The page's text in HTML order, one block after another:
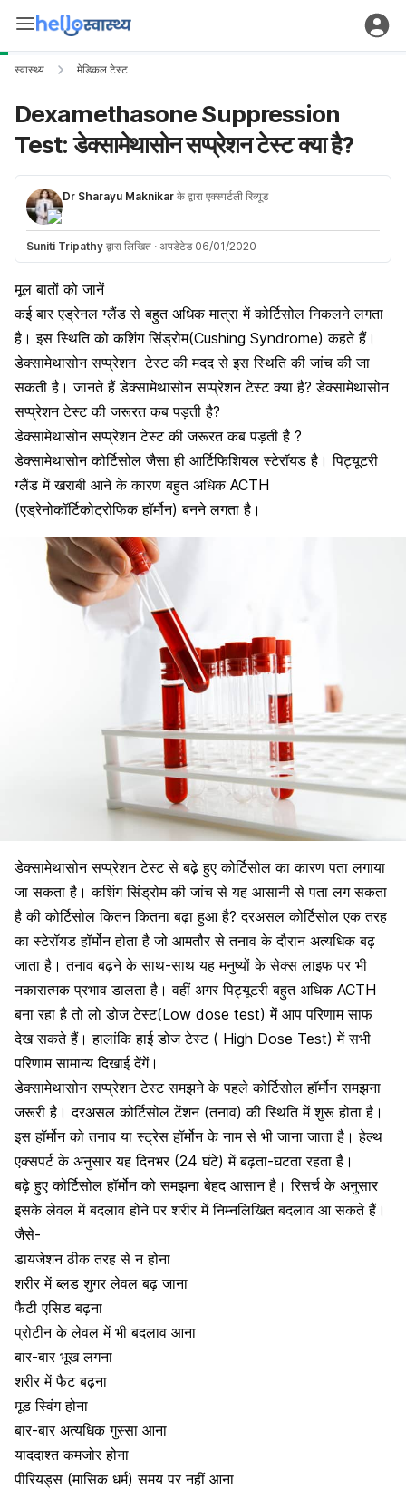
स्वास्थ्य मेडिकल टेस्ट
Dexamethasone Suppression
Test: डेक्सामेथासोन सप्प्रेशन टेस्ट क्या है?
Dr Sharayu Maknikar के द्वारा एक्स्पर्टली रिव्यूड
Suniti Tripathy द्वारा लिखित · अपडेटेड 06/01/2020
मूल बातों को जानें
कई बार एड्रेनल ग्लैंड से बहुत अधिक मात्रा में कोर्टिसोल निकलने लगता
है। इस स्थिति को कशिंग सिंड्रोम(Cushing Syndrome)कहते हैं।
डेक्सामेथासोन सप्प्रेशन टेस्ट की मदद से इस स्थिति की जांच की जा
सकती है। जानते हैं डेक्सामेथासोन सप्प्रेशन टेस्ट क्या है? डेक्सामेथासोन
सप्प्रेशन टेस्ट की जरूरत कब पड़ती है?
डेक्सामेथासोन सप्प्रेशन टेस्टकी जरूरत कब पड़ती है ?
डेक्सामेथासोन कोर्टिसोल जैसा ही आर्टिफिशियल स्टेरॉयड है। पिट्यूटरी
ग्लैंड में खराबी आने के कारण बहुत अधिकACTH
(एड्रेनोकॉर्टिकोट्रोफिक हॉर्मोन)बनने लगता है।
डेक्सामेथासोन सप्प्रेशन टेस्टसे बढे़ हुए कोर्टिसोल का कारण पता लगाया
जा सकता है। कशिंग सिंड्रोम की जांच से यह आसानी से पता लग सकता
है की कोर्टिसोल कितन कितना बढ़ा हुआ है? दरअसल कोर्टिसोल एक तरह
का स्टेरॉयड हॉर्मोन होता है जो आमतौर से तनाव के दौरान अत्यधिक बढ़
जाता है। तनाव बढ़ने के साथ-साथ यह मनुष्यों के सेक्स लाइफ पर भी
नकारात्मक प्रभाव डालता है। वहीं अगर पिट्यूटरी बहुत अधिकACTH
बना रहा है तो लो डोज टेस्ट(Low dose test) में आप परिणाम साफ
देख सकते हैं। हालांकि हाई डोज टेस्ट ( High Dose Test) में सभी
परिणाम सामान्य दिखाई देंगें।
डेक्सामेथासोन सप्प्रेशन टेस्ट समझने के पहले कोर्टिसोल हॉर्मोन समझना
जरूरी है। दरअसल कोर्टिसोल टेंशन (तनाव) की स्थिति में शुरू होता है।
इसहॉर्मोनकोतनाव यास्ट्रेस हॉर्मोन के नाम से भी जाना जाता है। हेल्थ
एक्सपर्ट के अनुसार यह दिनभर (24 घंटे) में बढ़ता-घटता रहता है।
बढ़े हुए कोर्टिसोल हॉर्मोन को समझना बेहद आसान है। रिसर्च के अनुसार
इसके लेवल में बदलाव होने पर शरीर में निम्नलिखित बदलाव आ सकते हैं।
जैसे-
डायजेशन ठीक तरह से न होना
शरीर में ब्लड शुगर लेवल बढ़ जाना
फैटी एसिड बढ़ना
प्रोटीन के लेवल में भी बदलाव आना
बार-बार भूख लगना
शरीर में फैट बढ़ना
मूड स्विंगहोना
बार-बार अत्यधिक गुस्सा आना
याददाश्त कमजोर होना
पीरियड्स (मासिक धर्म) समय पर नहीं आना